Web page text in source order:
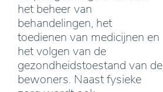
het beheer van
behandelingen, het
toedienen van medicijnen en
het volgen van de
gezondheidstoestand van de
bewoners. Naast fysieke